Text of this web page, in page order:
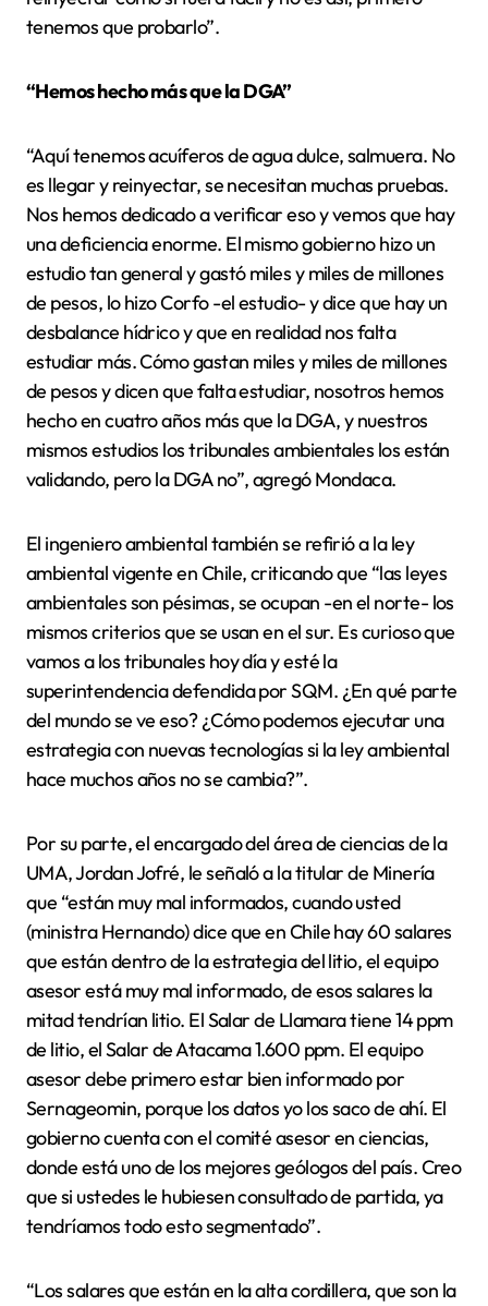
tenemos que probarlo”.
“Hemos hecho más que la DGA”
“Aquí tenemos acuíferos de agua dulce, salmuera. No
es llegar y reinyectar, se necesitan muchas pruebas.
Nos hemos dedicado a verificar eso y vemos que hay
una deficiencia enorme. El mismo gobierno hizo un
estudio tan general y gastó miles y miles de millones
de pesos, lo hizo Corfo -el estudio- y dice que hay un
desbalance hídrico y que en realidad nos falta
estudiar más. Cómo gastan miles y miles de millones
de pesos y dicen que falta estudiar, nosotros hemos
hecho en cuatro años más que la DGA, y nuestros
mismos estudios los tribunales ambientales los están
validando, pero la DGA no”, agregó Mondaca.
El ingeniero ambiental también se refirió a la ley
ambiental vigente en Chile, criticando que “las leyes
ambientales son pésimas, se ocupan -en el norte- los
mismos criterios que se usan en el sur. Es curioso que
vamos a los tribunales hoy día y esté la
superintendencia defendida por SQM. ¿En qué parte
del mundo se ve eso? ¿Cómo podemos ejecutar una
estrategia con nuevas tecnologías si la ley ambiental
hace muchos años no se cambia?”.
Por su parte, el encargado del área de ciencias de la
UMA, Jordan Jofré, le señaló a la titular de Minería
que “están muy mal informados, cuando usted
(ministra Hernando) dice que en Chile hay 60 salares
que están dentro de la estrategia del litio, el equipo
asesor está muy mal informado, de esos salares la
mitad tendrían litio. El Salar de Llamara tiene 14 ppm
de litio, el Salar de Atacama 1.600 ppm. El equipo
asesor debe primero estar bien informado por
Sernageomin, porque los datos yo los saco de ahí. El
gobierno cuenta con el comité asesor en ciencias,
donde está uno de los mejores geólogos del país. Creo
que si ustedes le hubiesen consultado de partida, ya
tendríamos todo esto segmentado”.
“Los salares que están en la alta cordillera, que son la